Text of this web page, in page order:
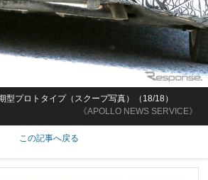
《APOLLO NEWS SERVICE》
型プロトタイプ（スクープ写真）（18/18）
この記事へ戻る